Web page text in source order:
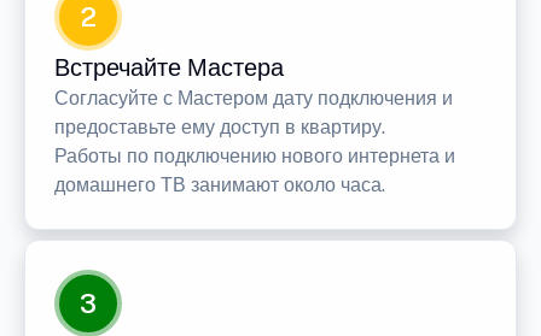
2
Встречайте Мастера
Согласуйте с Мастером дату подключения и
предоставьте ему доступ в квартиру.
Работы по подключению нового интернета и
домашнего ТВ занимают около часа.
3